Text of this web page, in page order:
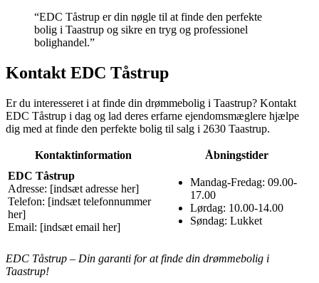
“EDC Tåstrup er din nøgle til at finde den perfekte
bolig i Taastrup og sikre en tryg og professionel
bolighandel.”
Kontakt EDC Tåstrup
Er du interesseret i at finde din drømmebolig i Taastrup? Kontakt
EDC Tåstrup i dag og lad deres erfarne ejendomsmæglere hjælpe
dig med at finde den perfekte bolig til salg i 2630 Taastrup.
Kontaktinformation
Åbningstider
EDC Tåstrup
Adresse: [indsæt adresse her]
Telefon: [indsæt telefonnummer
her]
Email: [indsæt email her]
Mandag-Fredag: 09.00-
17.00
Lørdag: 10.00-14.00
Søndag: Lukket
EDC Tåstrup – Din garanti for at finde din drømmebolig i
Taastrup!